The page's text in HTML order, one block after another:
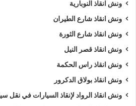
ونش انقاذ النوبارية
ونش انقاذ شارع الطيران
ونش انقاذ شارع الثورة
ونش انقاذ قصر النيل
ونش انقاذ راس الحكمة
ونش انقاذ بولاق الدكرور
ونش انقاذ الرواد لإنقاذ السيارات في نقل